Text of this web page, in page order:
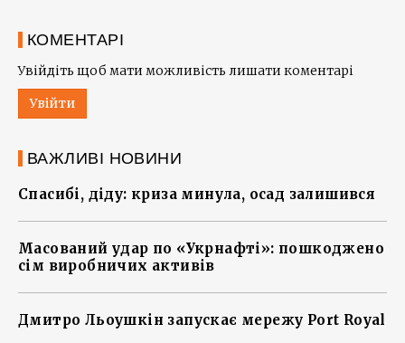
КОМЕНТАРІ
Увійдіть щоб мати можливість лишати коментарі
Увійти
ВАЖЛИВІ НОВИНИ
Спасибі, діду: криза минула, осад залишився
Масований удар по «Укрнафті»: пошкоджено
сім виробничих активів
Дмитро Льоушкін запускає мережу Port Royal